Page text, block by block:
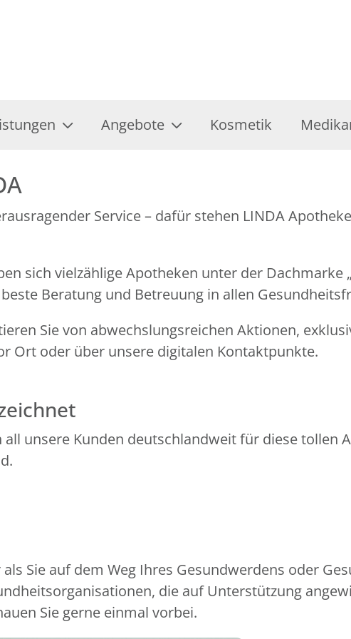
Angebote Kosmetik
Service – dafür stehen LINDA
sich vielzählige Apotheken unter der Dachmarke
Beratung und Betreuung in allen
Sie von abwechslungsreichen Aktionen,
Ort oder über unsere digitalen Kontaktpunkte.
all unsere Kunden deutschlandweit für diese tollen
Sie auf dem Weg Ihres Gesundwerdens oder
die auf Unterstützung
Sie gerne einmal vorbei.